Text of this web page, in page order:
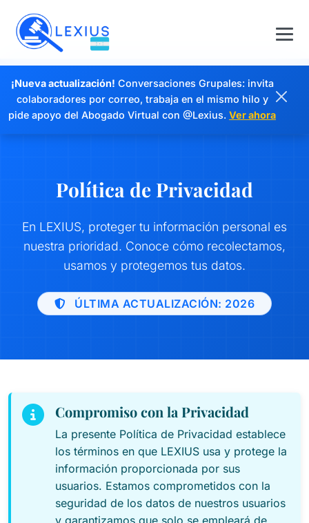
¡Nueva actualización! Conversaciones Grupales: invita
colaboradores por correo, trabaja en el mismo hilo y
pide apoyo del Abogado Virtual con @Lexius. Ver ahora
Política de Privacidad
En LEXIUS, proteger tu información personal es
nuestra prioridad. Conoce cómo recolectamos,
usamos y protegemos tus datos.
ÚLTIMA ACTUALIZACIÓN: 2026
Compromiso con la Privacidad
La presente Política de Privacidad establece
los términos en que LEXIUS usa y protege la
información proporcionada por sus
usuarios. Estamos comprometidos con la
seguridad de los datos de nuestros usuarios
y garantizamos que solo se empleará de